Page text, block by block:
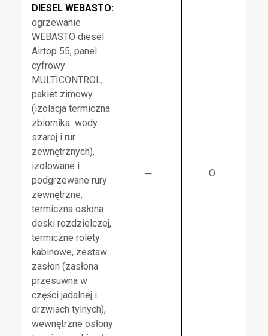
DIESEL WEBASTO:
ogrzewanie
WEBASTO diesel
Airtop 55, panel
cyfrowy
MULTICONTROL,
pakiet zimowy
(izolacja termiczna
zbiornika wody
szarej i rur
zewnętrznych),
izolowane i
podgrzewane rury
zewnętrzne,
termiczna osłona
deski rozdzielczej,
termiczne rolety
kabinowe, zestaw
zasłon (zasłona
przesuwna w
części jadalnej i
drzwiach tylnych),
wewnętrzne osłony
─ O